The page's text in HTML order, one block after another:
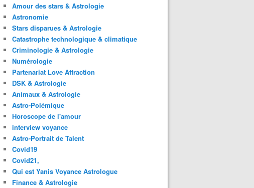
Amour des stars & Astrologie
Astronomie
Stars disparues & Astrologie
Catastrophe technologique & climatique
Criminologie & Astrologie
Numérologie
Partenariat Love Attraction
DSK & Astrologie
Animaux & Astrologie
Astro-Polémique
Horoscope de l'amour
interview voyance
Astro-Portrait de Talent
Covid19
Covid21,
Qui est Yanis Voyance Astrologue
Finance & Astrologie